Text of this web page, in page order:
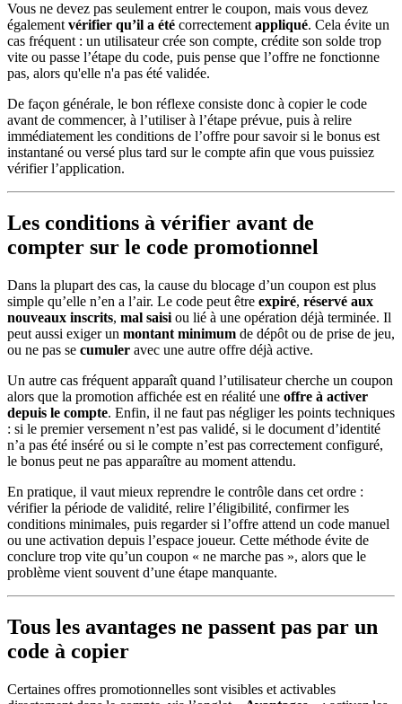
Vous ne devez pas seulement entrer le coupon, mais vous devez
également vérifier qu’il a été correctement appliqué. Cela évite un
cas fréquent : un utilisateur crée son compte, crédite son solde trop
vite ou passe l’étape du code, puis pense que l’offre ne fonctionne
pas, alors qu'elle n'a pas été validée.
De façon générale, le bon réflexe consiste donc à copier le code
avant de commencer, à l’utiliser à l’étape prévue, puis à relire
immédiatement les conditions de l’offre pour savoir si le bonus est
instantané ou versé plus tard sur le compte afin que vous puissiez
vérifier l’application.
Les conditions à vérifier avant de
compter sur le code promotionnel
Dans la plupart des cas, la cause du blocage d’un coupon est plus
simple qu’elle n’en a l’air. Le code peut être expiré, réservé aux
nouveaux inscrits, mal saisi ou lié à une opération déjà terminée. Il
peut aussi exiger un montant minimum de dépôt ou de prise de jeu,
ou ne pas se cumuler avec une autre offre déjà active.
Un autre cas fréquent apparaît quand l’utilisateur cherche un coupon
alors que la promotion affichée est en réalité une offre à activer
depuis le compte. Enfin, il ne faut pas négliger les points techniques
: si le premier versement n’est pas validé, si le document d’identité
n’a pas été inséré ou si le compte n’est pas correctement configuré,
le bonus peut ne pas apparaître au moment attendu.
En pratique, il vaut mieux reprendre le contrôle dans cet ordre :
vérifier la période de validité, relire l’éligibilité, confirmer les
conditions minimales, puis regarder si l’offre attend un code manuel
ou une activation depuis l’espace joueur. Cette méthode évite de
conclure trop vite qu’un coupon « ne marche pas », alors que le
problème vient souvent d’une étape manquante.
Tous les avantages ne passent pas par un
code à copier
Certaines offres promotionnelles sont visibles et activables